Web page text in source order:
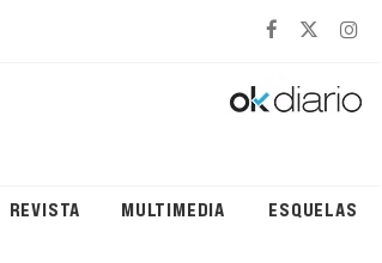
REVISTA MULTIMEDIA ESQUELAS